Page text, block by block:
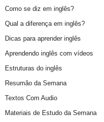
Como se diz em inglês?
Qual a diferença em inglês?
Dicas para aprender inglês
Aprendendo inglês com vídeos
Estruturas do inglês
Resumão da Semana
Textos Com Audio
Materiais de Estudo da Semana